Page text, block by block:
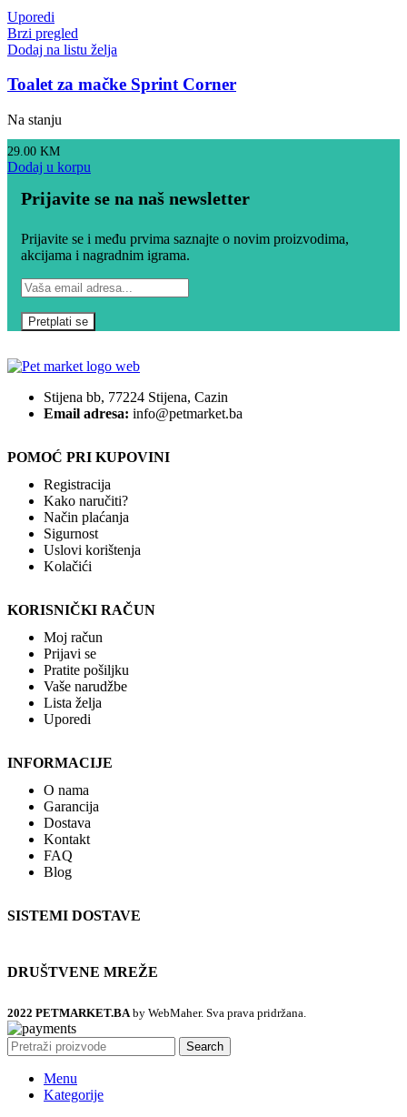
Uporedi
Brzi pregled
Dodaj na listu želja
Toalet za mačke Sprint Corner
Na stanju
29.00 KM
Dodaj u korpu
Prijavite se na naš newsletter
Prijavite se i među prvima saznajte o novim proizvodima,
akcijama i nagradnim igrama.
Stijena bb, 77224 Stijena, Cazin
Email adresa: info@petmarket.ba
POMOĆ PRI KUPOVINI
Registracija
Kako naručiti?
Način plaćanja
Sigurnost
Uslovi korištenja
Kolačići
KORISNIČKI RAČUN
Moj račun
Prijavi se
Pratite pošiljku
Vaše narudžbe
Lista želja
Uporedi
INFORMACIJE
O nama
Garancija
Dostava
Kontakt
FAQ
Blog
SISTEMI DOSTAVE
DRUŠTVENE MREŽE
2022 PETMARKET.BAby WebMaher. Sva prava pridržana.
Search
Menu
Kategorije